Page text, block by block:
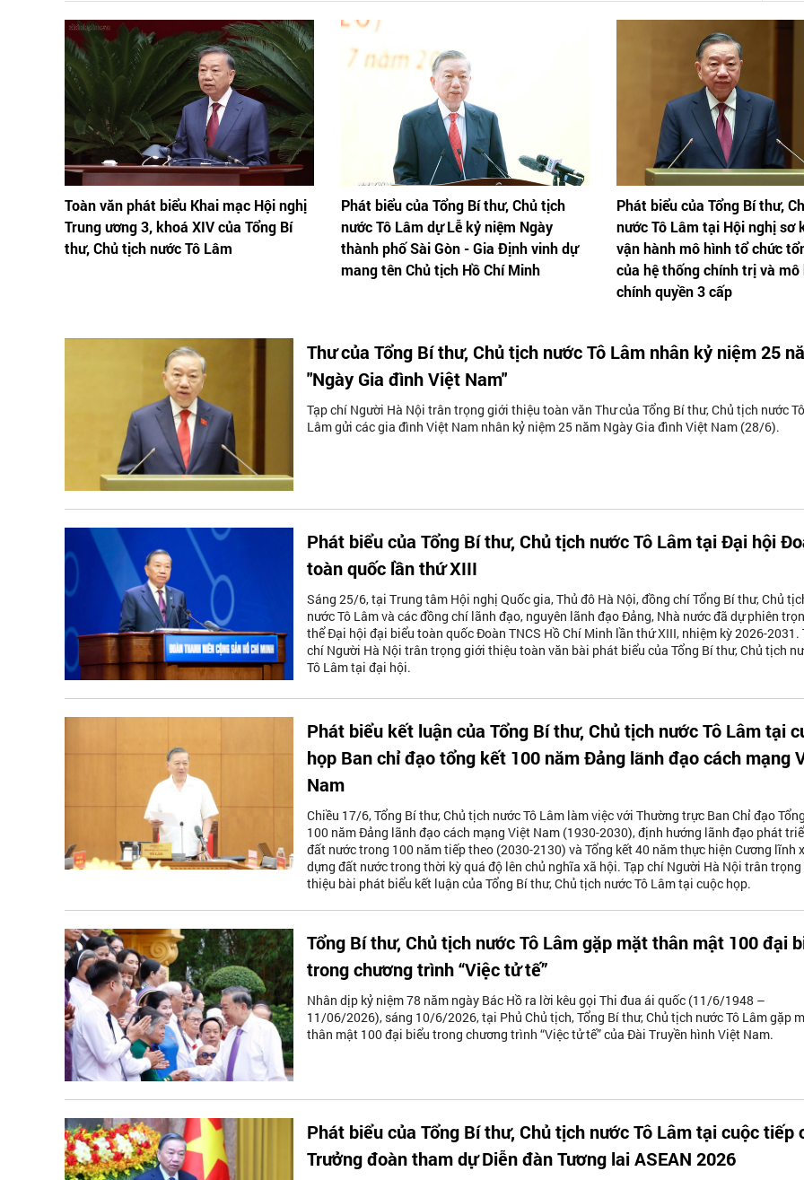
Toàn văn phát biểu Khai mạc Hội nghị
Trung ương 3, khoá XIV của Tổng Bí
thư, Chủ tịch nước Tô Lâm
Phát biểu của Tổng Bí thư, Chủ tịch
nước Tô Lâm dự Lễ kỷ niệm Ngày
thành phố Sài Gòn - Gia Định vinh dự
mang tên Chủ tịch Hồ Chí Minh
Phát biểu của Tổng Bí thư,
nước Tô Lâm tại Hội nghị sơ
vận hành mô hình tổ chức
của hệ thống chính trị và mô
chính quyền 3 cấp
Thư của Tổng Bí thư, Chủ tịch nước Tô Lâm nhân kỷ niệm 25
"Ngày Gia đình Việt Nam"
Tạp chí Người Hà Nội trân trọng giới thiệu toàn văn Thư của Tổng Bí thư, Chủ tịch nước Tô
Lâm gửi các gia đình Việt Nam nhân kỷ niệm 25 năm Ngày Gia đình Việt Nam (28/6).
Phát biểu của Tổng Bí thư, Chủ tịch nước Tô Lâm tại Đại hội
toàn quốc lần thứ XIII
Sáng 25/6, tại Trung tâm Hội nghị Quốc gia, Thủ đô Hà Nội, đồng chí Tổng Bí thư, Chủ
nước Tô Lâm và các đồng chí lãnh đạo, nguyên lãnh đạo Đảng, Nhà nước đã dự phiên
thể Đại hội đại biểu toàn quốc Đoàn TNCS Hồ Chí Minh lần thứ XIII, nhiệm kỳ 2026-2031.
chí Người Hà Nội trân trọng giới thiệu toàn văn bài phát biểu của Tổng Bí thư, Chủ tịch
Tô Lâm tại đại hội.
Phát biểu kết luận của Tổng Bí thư, Chủ tịch nước Tô Lâm tại
họp Ban chỉ đạo tổng kết 100 năm Đảng lãnh đạo cách mạng
Nam
Chiều 17/6, Tổng Bí thư, Chủ tịch nước Tô Lâm làm việc với Thường trực Ban Chỉ đạo
100 năm Đảng lãnh đạo cách mạng Việt Nam (1930-2030), định hướng lãnh đạo phát
đất nước trong 100 năm tiếp theo (2030-2130) và Tổng kết 40 năm thực hiện Cương lĩnh
dựng đất nước trong thời kỳ quá độ lên chủ nghĩa xã hội. Tạp chí Người Hà Nội trân
thiệu bài phát biểu kết luận của Tổng Bí thư, Chủ tịch nước Tô Lâm tại cuộc họp.
Tổng Bí thư, Chủ tịch nước Tô Lâm gặp mặt thân mật 100 đại
trong chương trình “Việc tử tế”
Nhân dịp kỷ niệm 78 năm ngày Bác Hồ ra lời kêu gọi Thi đua ái quốc (11/6/1948 –
11/06/2026), sáng 10/6/2026, tại Phủ Chủ tịch, Tổng Bí thư, Chủ tịch nước Tô Lâm gặp
thân mật 100 đại biểu trong chương trình “Việc tử tế” của Đài Truyền hình Việt Nam.
Phát biểu của Tổng Bí thư, Chủ tịch nước Tô Lâm tại cuộc tiếp
Trưởng đoàn tham dự Diễn đàn Tương lai ASEAN 2026